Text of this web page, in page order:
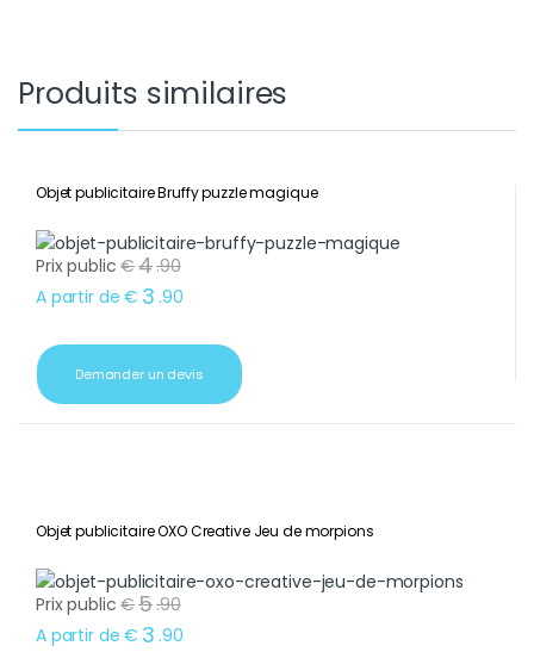
Produits similaires
Objet publicitaire Bruffy puzzle magique
Prix public €4.90
A partir de € 3 .90
Demander un devis
Objet publicitaire OXO Creative Jeu de morpions
Prix public €5.90
A partir de € 3 .90